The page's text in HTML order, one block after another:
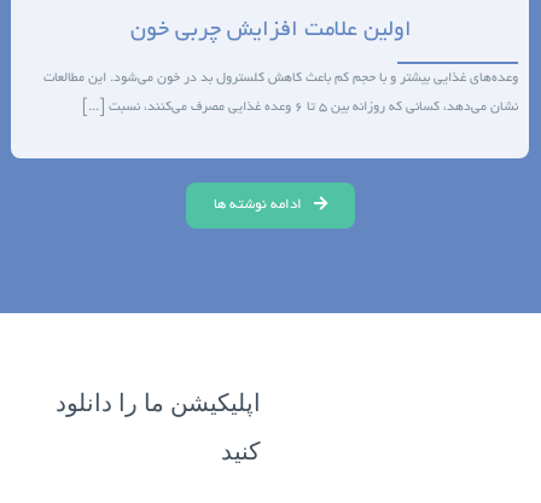
اولین علامت افزایش چربی خون
وعده‌های غذایی بیشتر و با حجم کم باعث کاهش کلسترول بد در خون می‌شود. این مطالعات
نشان می‌دهد، کسانی که روزانه بین 5 تا 6 وعده غذایی مصرف می‌کنند، نسبت [...]
ادامه نوشته ها
اپلیکیشن ما را دانلود
کنید